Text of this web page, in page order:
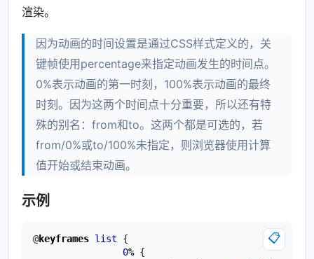
渲染。
因为动画的时间设置是通过CSS样式定义的，关
键帧使用percentage来指定动画发生的时间点。
0%表示动画的第一时刻，100%表示动画的最终
时刻。因为这两个时间点十分重要，所以还有特
殊的别名：from和to。这两个都是可选的，若
from/0%或to/100%未指定，则浏览器使用计算
值开始或结束动画。
示例
@keyframes list
{
0% {
📋